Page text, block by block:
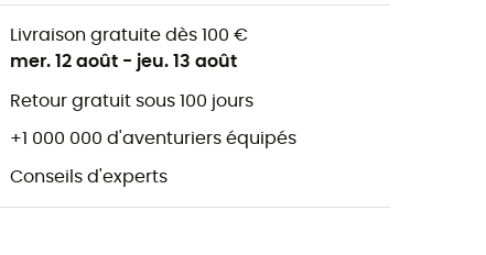
Livraison gratuite dès 100 €
mer. 12 août - jeu. 13 août
Retour gratuit sous 100 jours
+1 000 000 d'aventuriers équipés
Conseils d'experts